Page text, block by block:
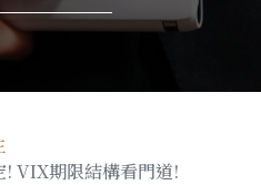
VIX期限結構看門道!